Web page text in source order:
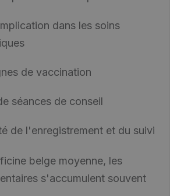
dans les soins
de vaccination
séances de conseil
de l'enregistrement et du suivi
belge moyenne, les
s'accumulent souvent